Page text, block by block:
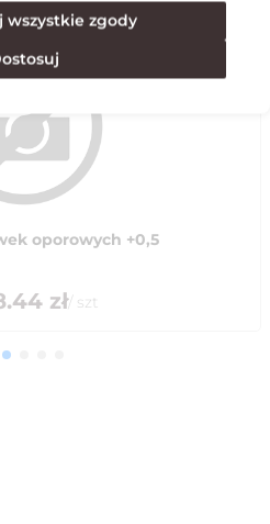
oporowych +0,5
zł/ szt
wszystkie zgody